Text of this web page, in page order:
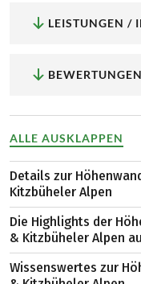
LEISTUNGEN /
BEWERTUNGEN
ALLE AUSKLAPPEN
Details zur
Kitzbüheler Alpen
Gibt es für Sie nichts
Almlandschaften und
Höhenwanderung im
Sie bewandern nicht
Die Highlights der
& Kitzbüheler Alpen
Ferienregion Zell
Wissenswertes zur